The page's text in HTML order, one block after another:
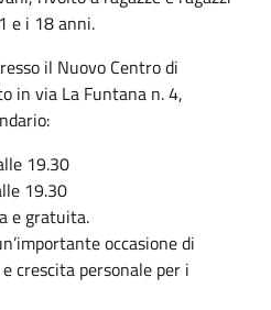
e i 18 anni.
il Nuovo Centro di
in via La Funtana n. 4,
19.30
19.30
e gratuita.
occasione di
crescita personale per i